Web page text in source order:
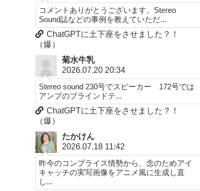
コメントありがとうございます。Stereo
Sound誌などの事例を教えていただ...
ChatGPTに土下座をさせました？！
（爆）
菊水牛乳
2026.07.20 20:34
Stereo sound 230号でスピーカー 172号では
アンプのブラインドテ...
ChatGPTに土下座をさせました？！
（爆）
たかけん
2026.07.18 11:42
昨今のコンプライス情勢から、念のためアイ
キャッチの実写画像をアニメ風に生成し直
し...